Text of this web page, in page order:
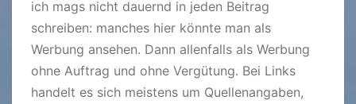
ich mags nicht dauernd in jeden Beitrag
schreiben: manches hier könnte man als
Werbung ansehen. Dann allenfalls als Werbung
ohne Auftrag und ohne Vergütung. Bei Links
handelt es sich meistens um Quellenangaben,